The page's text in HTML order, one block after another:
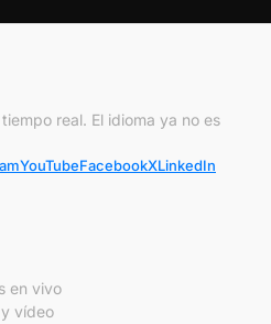
real. El idioma ya no es
YouTubeFacebookXLinkedIn
en vivo
vídeo